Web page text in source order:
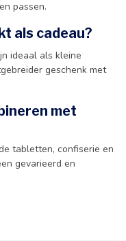
passen.
als cadeau?
ideaal als kleine
geschenk met
met
tabletten, confiserie en
gevarieerd en